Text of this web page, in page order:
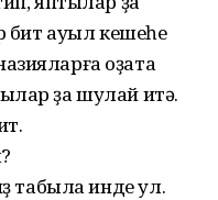
бит ауыл кешеһе
оҙата
ҙа шулай итә.
табыла инде ул.